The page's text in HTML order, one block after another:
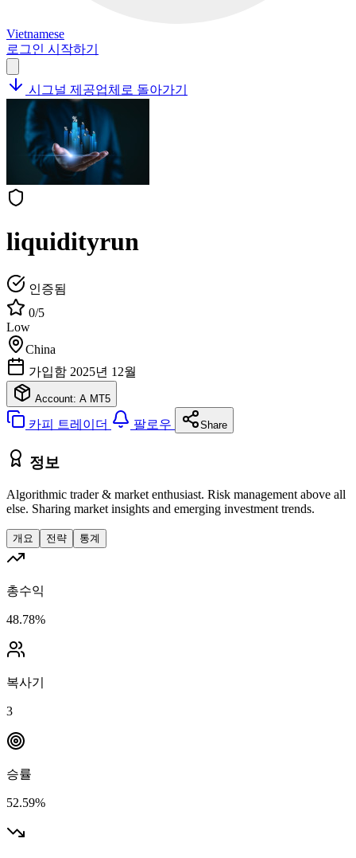
Vietnamese
로그인 시작하기
시그널 제공업체로 돌아가기
liquidityrun
인증됨
0/5
Low
China
가입함 2025년 12월
Account: A MT5
카피 트레이더 팔로우 Share
정보
Algorithmic trader & market enthusiast. Risk management above all
else. Sharing market insights and emerging investment trends.
개요 전략 통계
총수익
48.78%
복사기
3
승률
52.59%